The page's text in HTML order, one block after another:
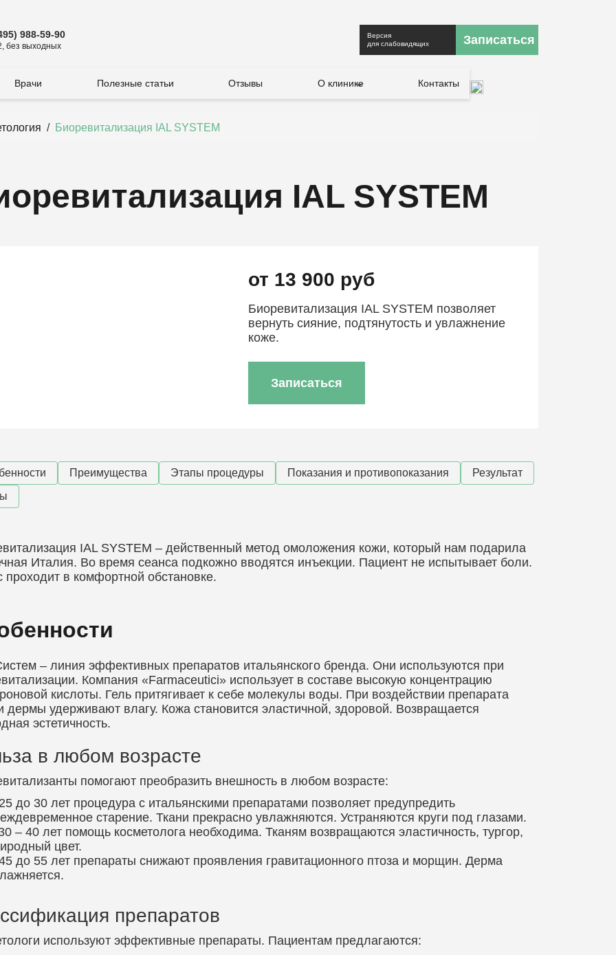
988-59-90
без выходных
Версия
для слабовидящих
Записаться
Врачи Полезные статьи Отзывы О клинике Контакты
/ Биоревитализация IAL SYSTEM
IAL SYSTEM
от 13 900 руб
Биоревитализация IAL SYSTEM позволяет
вернуть сияние, подтянутость и увлажнение
коже.
Записаться
Преимущества Этапы процедуры Показания и противопоказания
Результат
IAL SYSTEM – действенный метод омоложения кожи, который нам подарила
Италия. Во время сеанса подкожно вводятся инъекции. Пациент не испытывает боли.
проходит в комфортной обстановке.
– линия эффективных препаратов итальянского бренда. Они используются при
Компания «Farmaceutici» использует в составе высокую концентрацию
кислоты. Гель притягивает к себе молекулы воды. При воздействии препарата
дермы удерживают влагу. Кожа становится эластичной, здоровой. Возвращается
эстетичность.
в любом возрасте
помогают преобразить внешность в любом возрасте:
до 30 лет процедура с итальянскими препаратами позволяет предупредить
старение. Ткани прекрасно увлажняются. Устраняются круги под глазами.
– 40 лет помощь косметолога необходима. Тканям возвращаются эластичность, тургор,
цвет.
до 55 лет препараты снижают проявления гравитационного птоза и морщин. Дерма
препаратов
используют эффективные препараты. Пациентам предлагаются: